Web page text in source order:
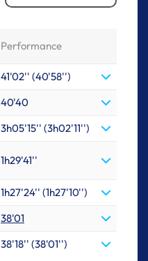
Performance
41'02'' (40'58'')
40'40
3h05'15'' (3h02'11'')
1h29'41''
1h27'24'' (1h27'10'')
38'01
38'18'' (38'01'')